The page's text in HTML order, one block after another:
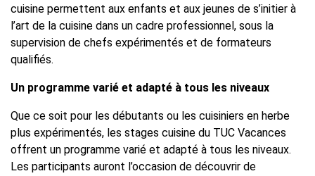
cuisine permettent aux enfants et aux jeunes de s’initier à
l’art de la cuisine dans un cadre professionnel, sous la
supervision de chefs expérimentés et de formateurs
qualifiés.
Un programme varié et adapté à tous les niveaux
Que ce soit pour les débutants ou les cuisiniers en herbe
plus expérimentés, les stages cuisine du TUC Vacances
offrent un programme varié et adapté à tous les niveaux.
Les participants auront l’occasion de découvrir de